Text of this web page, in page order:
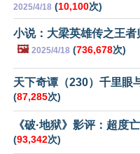
2025/4/18 (10,100次)
小说：大梁英雄传之王
🖼️ 2025/4/18 (736,678次)
天下奇谭（230）千里眼
(87,285次)
《破·地狱》影评：超度
(93,342次)